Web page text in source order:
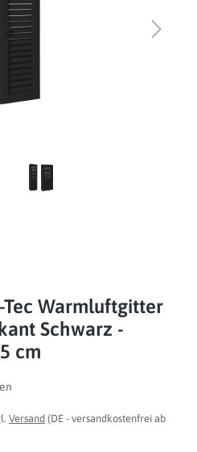
Tec Warmluftgitter
Schwarz -
cm
0 von 5 Sternen
Versand (DE - versandkostenfrei ab